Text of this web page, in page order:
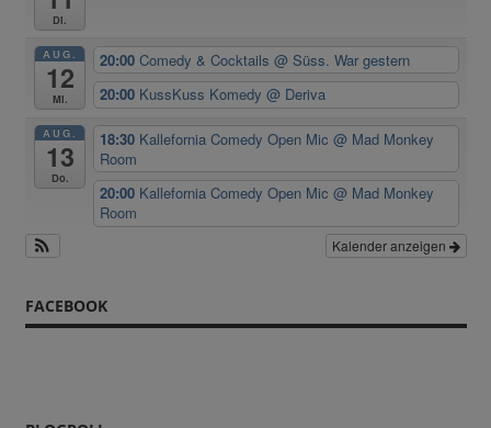
Di.
AUG.
12
Mi.
20:00Comedy & Cocktails@ Süss. War gestern
20:00 KussKuss Komedy@ Deriva
AUG.
13
Do.
18:30 Kallefornia Comedy Open Mic@ Mad Monkey
Room
20:00 Kallefornia Comedy Open Mic@ Mad Monkey
Room
Kalender anzeigen
FACEBOOK